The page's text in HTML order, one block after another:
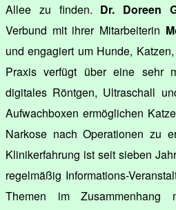
Allee zu finden. Dr. Doreen
Verbund mit ihrer Mitarbeiterin
und engagiert um Hunde,
Praxis verfügt über eine sehr
digitales Röntgen, Ultraschall
Aufwachboxen ermöglichen
Narkose nach Operationen zu
Klinikerfahrung ist seit sieben
regelmäßig Informations-
Themen im Zusammenhang